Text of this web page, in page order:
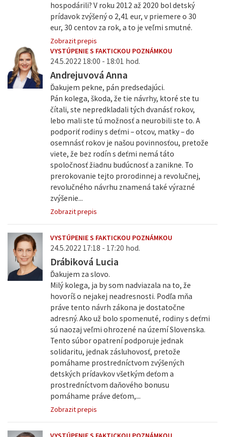
hospodárili? V roku 2012 až 2020 bol detský
prídavok zvýšený o 2,41 eur, v priemere o 30
eur, 30 centov za rok, a to je veľmi smutné.
Zobrazit prepis
VYSTÚPENIE S FAKTICKOU POZNÁMKOU
24.5.2022 18:00 - 18:01 hod.
Andrejuvová Anna
Ďakujem pekne, pán predsedajúci.
Pán kolega, škoda, že tie návrhy, ktoré ste tu
čítali, ste nepredkladali tých dvanásť rokov,
lebo mali ste tú možnosť a neurobili ste to. A
podporiť rodiny s deťmi – otcov, matky – do
osemnásť rokov je našou povinnosťou, pretože
viete, že bez rodín s deťmi nemá táto
spoločnosť žiadnu budúcnosť a zanikne. To
prerokovanie tejto prorodinnej a revolučnej,
revolučného návrhu znamená také výrazné
zvýšenie...
Zobrazit prepis
VYSTÚPENIE S FAKTICKOU POZNÁMKOU
24.5.2022 17:18 - 17:20 hod.
Drábiková Lucia
Ďakujem za slovo.
Milý kolega, ja by som nadviazala na to, že
hovoríš o nejakej neadresnosti. Podľa mňa
práve tento návrh zákona je dostatočne
adresný. Ako už bolo spomenuté, rodiny s deťmi
sú naozaj veľmi ohrozené na území Slovenska.
Tento súbor opatrení podporuje jednak
solidaritu, jednak zásluhovosť, pretože
pomáhame prostredníctvom zvýšených
detských prídavkov všetkým deťom a
prostredníctvom daňového bonusu
pomáhame práve deťom,...
Zobrazit prepis